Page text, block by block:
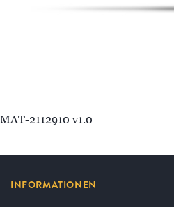
MAT-2112910 v1.0
INFORMATIONEN